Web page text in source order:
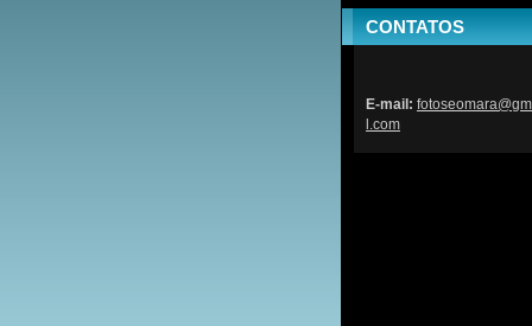
CONTATOS
E-mail: fotoseom
l.com